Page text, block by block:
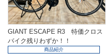
GIANT ESCAPE R3 特価クロス
バイク残りわずか！！
商品紹介